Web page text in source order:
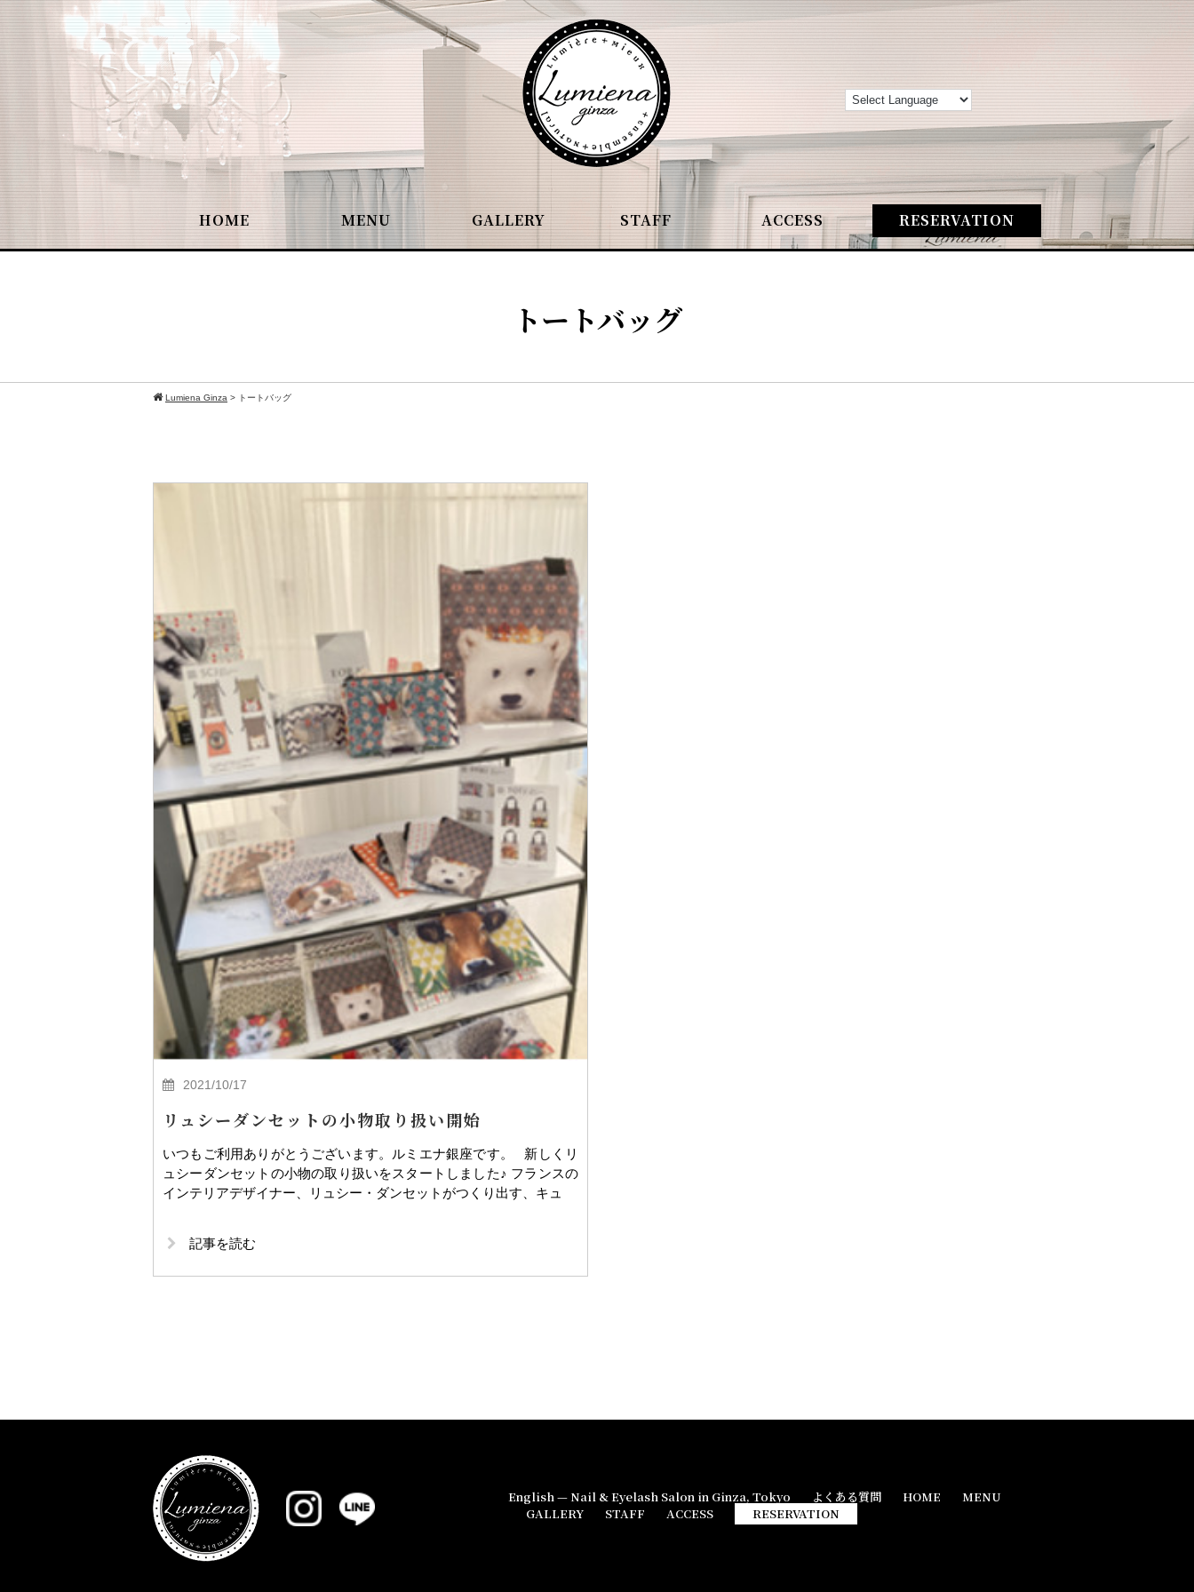
HOME MENU GALLERY STAFF ACCESS RESERVATION
トートバッグ
Lumiena Ginza > トートバッグ
2021/10/17
リュシーダンセットの小物取り扱い開始
いつもご利用ありがとうございます。ルミエナ銀座です。 新しくリ
ュシーダンセットの小物の取り扱いをスタートしました♪ フランスの
インテリアデザイナー、リュシー・ダンセットがつくり出す、キュ
記事を読む
English — Nail & Eyelash Salon in Ginza, Tokyo よくある質問 HOME
MENU
GALLERY
STAFF ACCESS RESERVATION